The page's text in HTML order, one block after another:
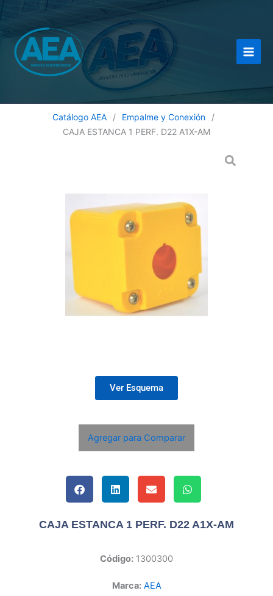
al
contenido
Catálogo AEA / Empalme y Conexión
/
CAJA ESTANCA 1 PERF. D22 A1X-AM
Ver Esquema
Agregar para Comparar
CAJA ESTANCA 1 PERF. D22 A1X-AM
Código: 1300300
Marca: AEA